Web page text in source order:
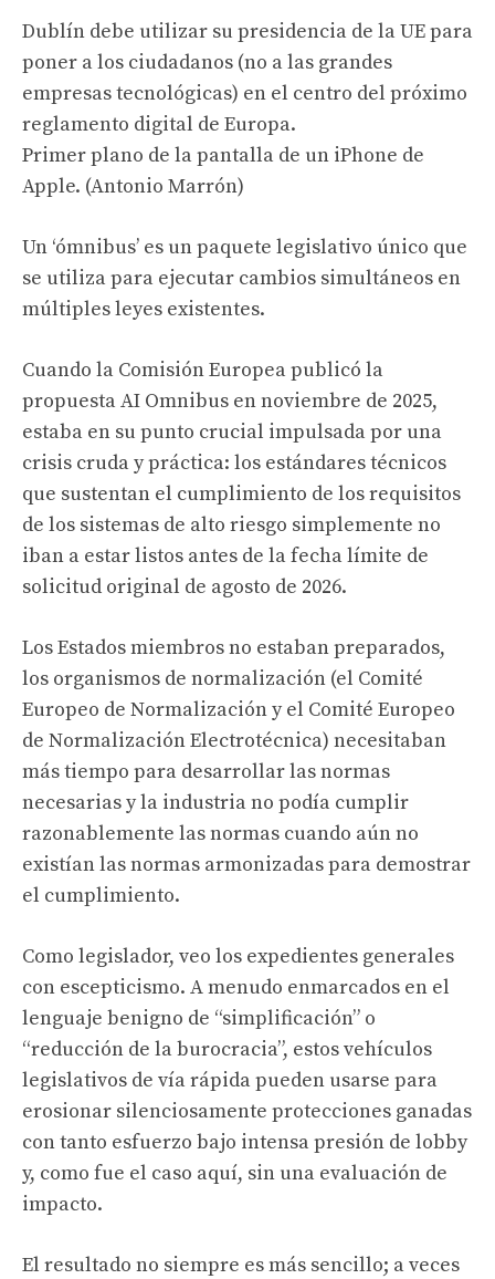
Dublín debe utilizar su presidencia de la UE para
poner a los ciudadanos (no a las grandes
empresas tecnológicas) en el centro del próximo
reglamento digital de Europa.
Primer plano de la pantalla de un iPhone de
Apple. (Antonio Marrón)
Un ‘ómnibus’ es un paquete legislativo único que
se utiliza para ejecutar cambios simultáneos en
múltiples leyes existentes.
Cuando la Comisión Europea publicó la
propuesta AI Omnibus en noviembre de 2025,
estaba en su punto crucial impulsada por una
crisis cruda y práctica: los estándares técnicos
que sustentan el cumplimiento de los requisitos
de los sistemas de alto riesgo simplemente no
iban a estar listos antes de la fecha límite de
solicitud original de agosto de 2026.
Los Estados miembros no estaban preparados,
los organismos de normalización (el Comité
Europeo de Normalización y el Comité Europeo
de Normalización Electrotécnica) necesitaban
más tiempo para desarrollar las normas
necesarias y la industria no podía cumplir
razonablemente las normas cuando aún no
existían las normas armonizadas para demostrar
el cumplimiento.
Como legislador, veo los expedientes generales
con escepticismo. A menudo enmarcados en el
lenguaje benigno de “simplificación” o
“reducción de la burocracia”, estos vehículos
legislativos de vía rápida pueden usarse para
erosionar silenciosamente protecciones ganadas
con tanto esfuerzo bajo intensa presión de lobby
y, como fue el caso aquí, sin una evaluación de
impacto.
El resultado no siempre es más sencillo; a veces